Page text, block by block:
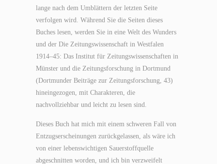
lange nach dem Umblättern der letzten Seite
verfolgen wird. Während Sie die Seiten dieses
Buches lesen, werden Sie in eine Welt des Wunders
und der Die Zeitungswissenschaft in Westfalen
1914–45: Das Institut für Zeitungswissenschaften in
Münster und die Zeitungsforschung in Dortmund
(Dortmunder Beiträge zur Zeitungsforschung, 43)
hineingezogen, mit Charakteren, die
nachvollziehbar und leicht zu lesen sind.
Dieses Buch hat mich mit einem schweren Fall von
Entzugserscheinungen zurückgelassen, als wäre ich
von einer lebenswichtigen Sauerstoffquelle
abgeschnitten worden, und ich bin verzweifelt